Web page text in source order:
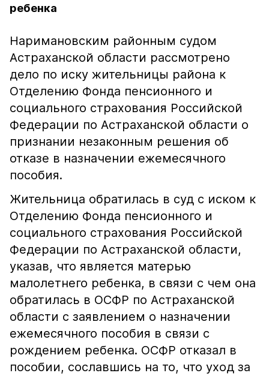
ребенка
Наримановским районным судом
Астраханской области рассмотрено
дело по иску жительницы района к
Отделению Фонда пенсионного и
социального страхования Российской
Федерации по Астраханской области о
признании незаконным решения об
отказе в назначении ежемесячного
пособия.
Жительница обратилась в суд с иском к
Отделению Фонда пенсионного и
социального страхования Российской
Федерации по Астраханской области,
указав, что является матерью
малолетнего ребенка, в связи с чем она
обратилась в ОСФР по Астраханской
области с заявлением о назначении
ежемесячного пособия в связи с
рождением ребенка. ОСФР отказал в
пособии, сославшись на то, что уход за